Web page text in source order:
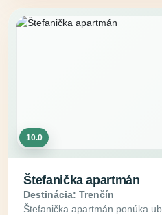
10.0
Štefanička apartmán
Destinácia: Trenčín
Štefanička apartmán ponúka